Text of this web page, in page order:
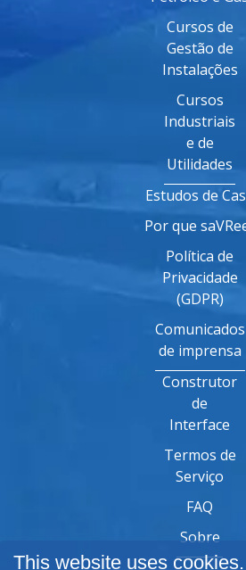
Cursos de
Gestão de
Instalações
Cursos
Industriais
e de
Utilidades
Estudos de
Por que
Política de
Privacidade
(GDPR)
Comunicados
de imprensa
Construtor
de
Interface
Termos de
Serviço
FAQ
Sobre
This website uses cookies.